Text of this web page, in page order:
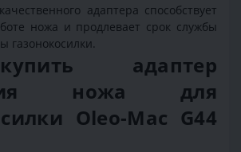
адаптера способствует
ножа и продлевает срок службы
газонокосилки.
адаптер
ножа для
Oleo-Mac G44